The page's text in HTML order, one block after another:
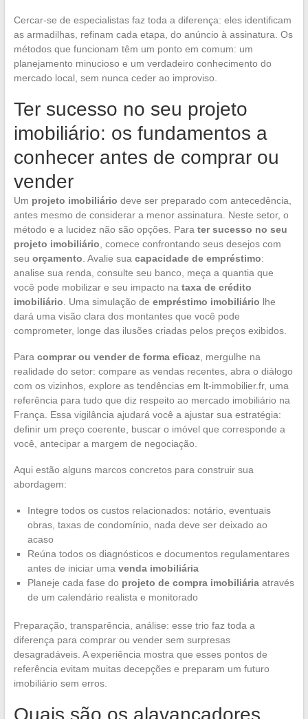
Cercar-se de especialistas faz toda a diferença: eles identificam
as armadilhas, refinam cada etapa, do anúncio à assinatura. Os
métodos que funcionam têm um ponto em comum: um
planejamento minucioso e um verdadeiro conhecimento do
mercado local, sem nunca ceder ao improviso.
Ter sucesso no seu projeto
imobiliário: os fundamentos a
conhecer antes de comprar ou
vender
Um projeto imobiliário deve ser preparado com antecedência,
antes mesmo de considerar a menor assinatura. Neste setor, o
método e a lucidez não são opções. Para ter sucesso no seu
projeto imobiliário , comece confrontando seus desejos com
seu orçamento . Avalie sua capacidade de empréstimo:
analise sua renda, consulte seu banco, meça a quantia que
você pode mobilizar e seu impacto na taxa de crédito
imobiliário . Uma simulação de empréstimo imobiliário lhe
dará uma visão clara dos montantes que você pode
comprometer, longe das ilusões criadas pelos preços exibidos.
Para comprar ou vender de forma eficaz, mergulhe na
realidade do setor: compare as vendas recentes, abra o diálogo
com os vizinhos, explore as tendências em lt-immobilier.fr, uma
referência para tudo que diz respeito ao mercado imobiliário na
França. Essa vigilância ajudará você a ajustar sua estratégia:
definir um preço coerente, buscar o imóvel que corresponde a
você, antecipar a margem de negociação.
Aqui estão alguns marcos concretos para construir sua
abordagem:
Integre todos os custos relacionados: notário, eventuais
obras, taxas de condomínio, nada deve ser deixado ao
acaso
Reúna todos os diagnósticos e documentos regulamentares
antes de iniciar uma venda imobiliária
Planeje cada fase do projeto de compra imobiliáriaatravés
de um calendário realista e monitorado
Preparação, transparência, análise: esse trio faz toda a
diferença para comprar ou vender sem surpresas
desagradáveis. A experiência mostra que esses pontos de
referência evitam muitas decepções e preparam um futuro
imobiliário sem erros.
Quais são os alavancadores